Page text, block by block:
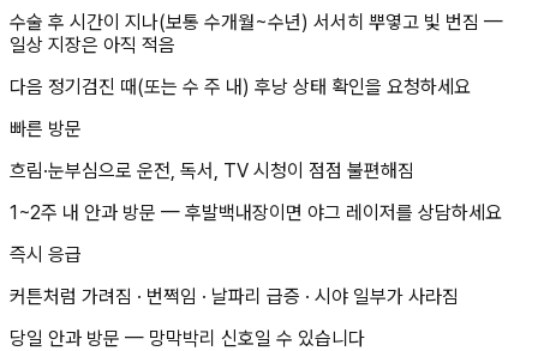
수술 후 시간이 지나(보통 수개월~수년) 서서히 뿌옇고 빛 번짐 —
일상 지장은 아직 적음
다음 정기검진 때(또는 수 주 내) 후낭 상태 확인을 요청하세요
빠른 방문
흐림·눈부심으로 운전, 독서, TV 시청이 점점 불편해짐
1~2주 내 안과 방문 — 후발백내장이면 야그 레이저를 상담하세요
즉시 응급
커튼처럼 가려짐 · 번쩍임 · 날파리 급증 · 시야 일부가 사라짐
당일 안과 방문 — 망막박리 신호일 수 있습니다